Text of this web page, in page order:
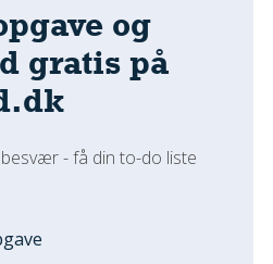
og
gratis på
- få din to-do liste